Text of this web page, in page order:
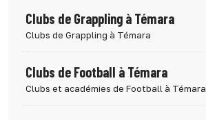
Clubs de Grappling à Témara
Clubs de Grappling à Témara
Clubs de Football à Témara
Clubs et académies de Football à Témara